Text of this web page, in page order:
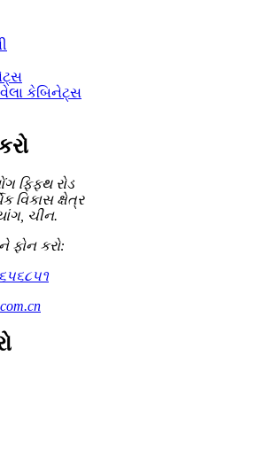
કેબિનેટ્સ
ફિફ્થ રોડ
વિકાસ ક્ષેત્ર
ચીન.
કરો: